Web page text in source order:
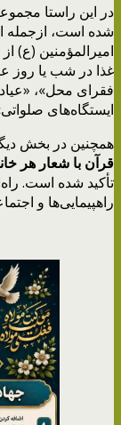
شده است، ازجمله
امیرالمؤمنین (ع)
غذا در شب یا روز
فقرای محل»،
ایستگاه‌های
همچنین در بخش
قرآن با شعار هر
راهپیمایی‌ها و